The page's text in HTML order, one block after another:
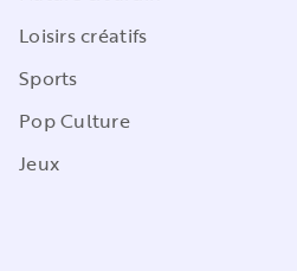
Loisirs créatifs
Sports
Pop Culture
Jeux